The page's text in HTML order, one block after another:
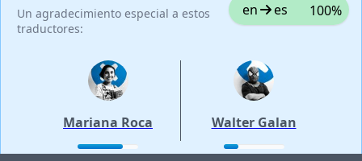
Un agradecimiento especial a estos
traductores:
en es 100%
Mariana Roca Walter Galan